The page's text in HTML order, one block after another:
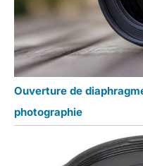
Ouverture de
photographie